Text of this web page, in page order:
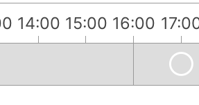
14:00 15:00 16:00